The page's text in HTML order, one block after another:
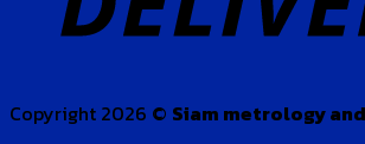
Copyright 2026 © Siam metrology